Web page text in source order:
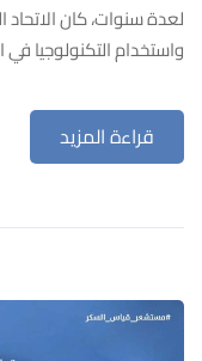
واستخدام التكنولوجيا
قراءة المزيد